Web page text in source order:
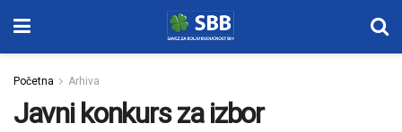
Početna Arhiva
Javni konkurs za izbor